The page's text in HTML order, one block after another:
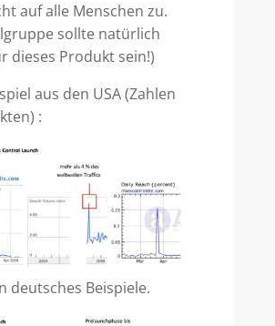
auf alle Menschen zu.
sollte natürlich
dieses Produkt sein!)
aus den USA (Zahlen
:
deutsches Beispiele.